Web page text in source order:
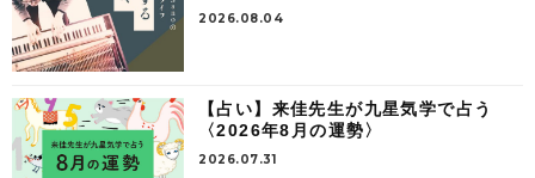
2026.08.04
【占い】来佳先生が九星気学で占う
〈2026年8月の運勢〉
2026.07.31